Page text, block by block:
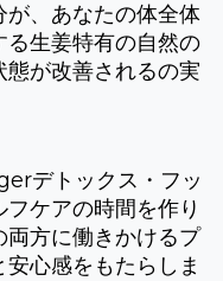
が、あなたの体全体
る生姜特有の自然の
が改善されるの実
デトックス・フッ
ケアの時間を作り
両方に働きかけるプ
心感をもたらしま